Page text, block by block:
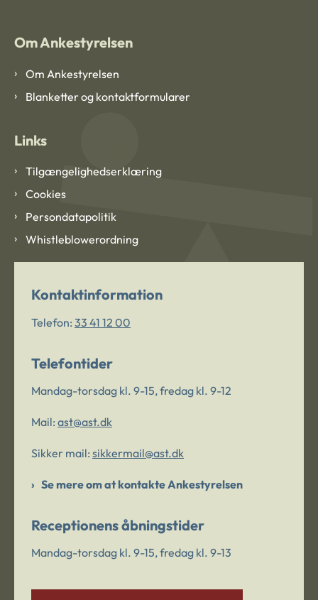
Om Ankestyrelsen
Om Ankestyrelsen
Blanketter og kontaktformularer
Links
Tilgængelighedserklæring
Cookies
Persondatapolitik
Whistleblowerordning
Kontaktinformation
Telefon: 33 41 12 00
Telefontider
Mandag-torsdag kl. 9-15, fredag kl. 9-12
Mail: ast@ast.dk
Sikker mail: sikkermail@ast.dk
Se mere om at kontakte Ankestyrelsen
Receptionens åbningstider
Mandag-torsdag kl. 9-15, fredag kl. 9-13